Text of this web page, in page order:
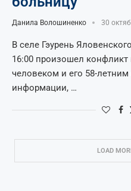
Данила Волошиненко 30
В селе Гэурень
16:00 произошел
человеком и его 58-
информации, …
LOAD